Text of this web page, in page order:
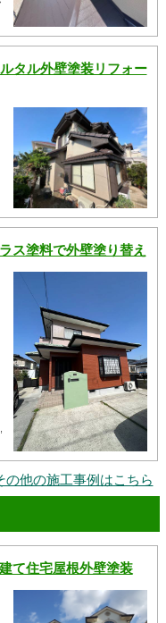
タル外壁塗装リフォー
ス塗料で外壁塗り替え
の他の施工事例はこちら
て住宅屋根外壁塗装